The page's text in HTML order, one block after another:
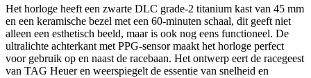
Het horloge heeft een zwarte DLC grade-2 titanium kast van 45 mm
en een keramische bezel met een 60-minuten schaal, dit geeft niet
alleen een esthetisch beeld, maar is ook nog eens functioneel. De
ultralichte achterkant met PPG-sensor maakt het horloge perfect
voor gebruik op en naast de racebaan. Het ontwerp eert de racegeest
van TAG Heuer en weerspiegelt de essentie van snelheid en